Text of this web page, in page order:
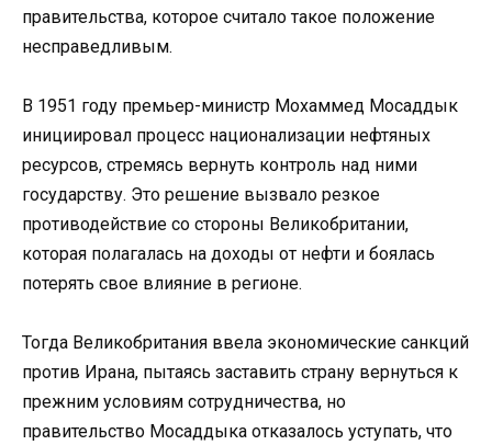
правительства, которое считало такое положение
несправедливым.
В 1951 году премьер-министр Мохаммед Мосаддык
инициировал процесс национализации нефтяных
ресурсов, стремясь вернуть контроль над ними
государству. Это решение вызвало резкое
противодействие со стороны Великобритании,
которая полагалась на доходы от нефти и боялась
потерять свое влияние в регионе.
Тогда Великобритания ввела экономические санкций
против Ирана, пытаясь заставить страну вернуться к
прежним условиям сотрудничества, но
правительство Мосаддыка отказалось уступать, что